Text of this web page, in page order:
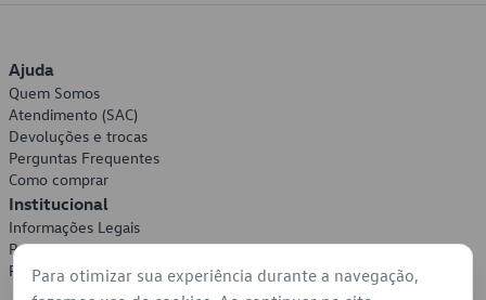
Ajuda
Quem Somos
Atendimento (SAC)
Devoluções e trocas
Perguntas Frequentes
Como comprar
Institucional
Informações Legais
Política de Privacidade
Política de Cookies
Para otimizar sua experiência durante a navegação,